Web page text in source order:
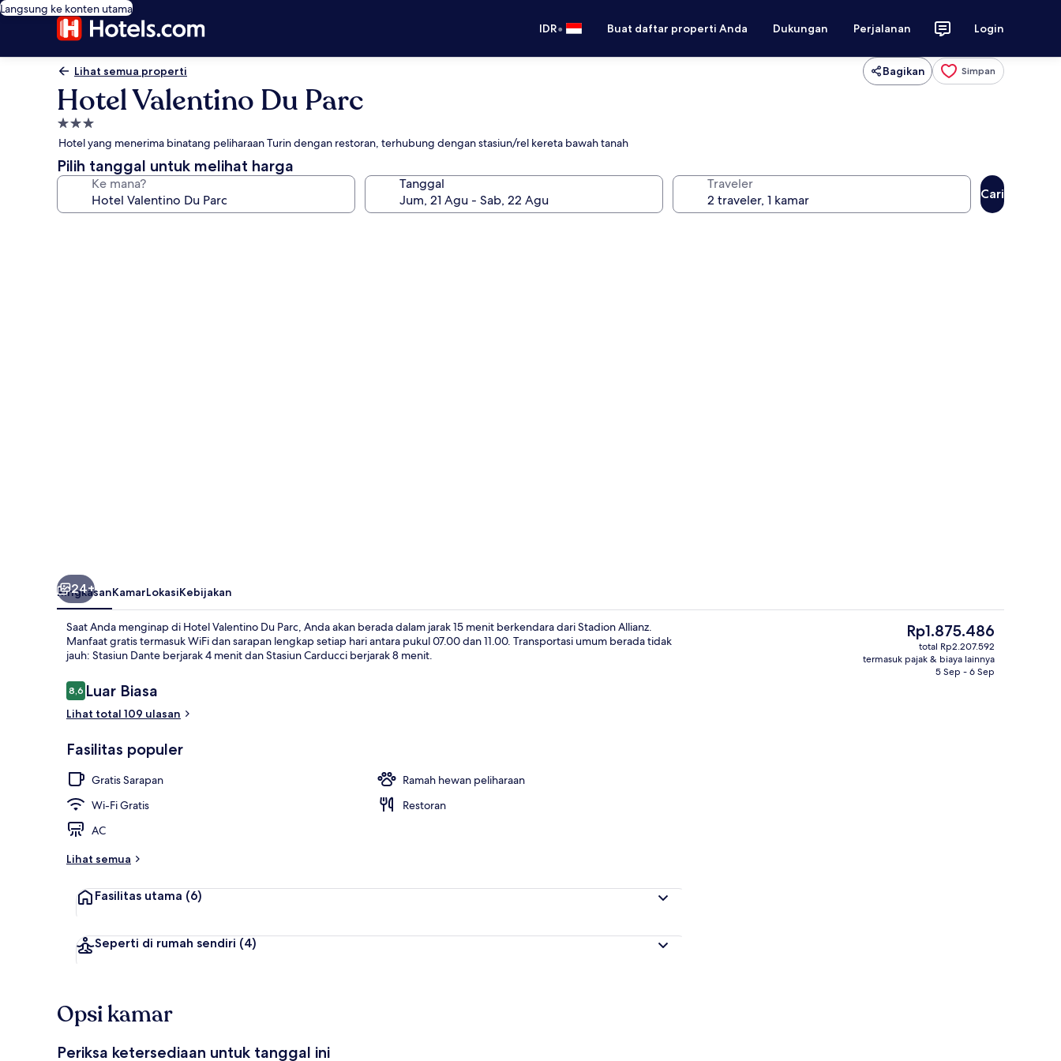
Langsung ke konten utama
IDR• Buat daftar properti Anda Dukungan Perjalanan Login
Lihat semua properti Bagikan Simpan
Hotel Valentino Du Parc
Properti
bintang
3.0
Hotel yang menerima binatang peliharaan Turin dengan restoran, terhubung dengan stasiun/rel kereta bawah tanah
Pilih tanggal untuk melihat harga
Ke mana? Tanggal Traveler
Cari
Resepsionis
24+
RingkasanKamarLokasiKebijakan
Saat Anda menginap di Hotel Valentino Du Parc, Anda akan berada dalam jarak 15 menit berkendara dari Stadion Allianz.
Manfaat gratis termasuk WiFi dan sarapan lengkap setiap hari antara pukul 07.00 dan 11.00. Transportasi umum berada tidak
jauh: Stasiun Dante berjarak 4 menit dan Stasiun Carducci berjarak 8 menit.
Ulasan
8,68,6 dari 10
Luar Biasa
Lihat total 109 ulasan
Fasilitas populer
Gratis Sarapan
Ramah hewan peliharaan
Wi-Fi Gratis
Restoran
AC
Lihat semua
Fasilitas utama (6)
Seperti di rumah sendiri (4)
Harga
saat
ini
Rp1.875.486
Rp1.875.486
total Rp2.207.592
termasuk pajak & biaya lainnya
5 Sep - 6 Sep
Opsi kamar
Periksa ketersediaan untuk tanggal ini